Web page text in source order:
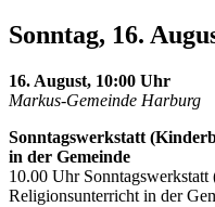
Sonntag, 16.
16. August, 10:00 Uhr
Markus-Gemeinde Harburg
Sonntagswerkstatt
in der Gemeinde
10.00 Uhr
Religionsunterricht in der